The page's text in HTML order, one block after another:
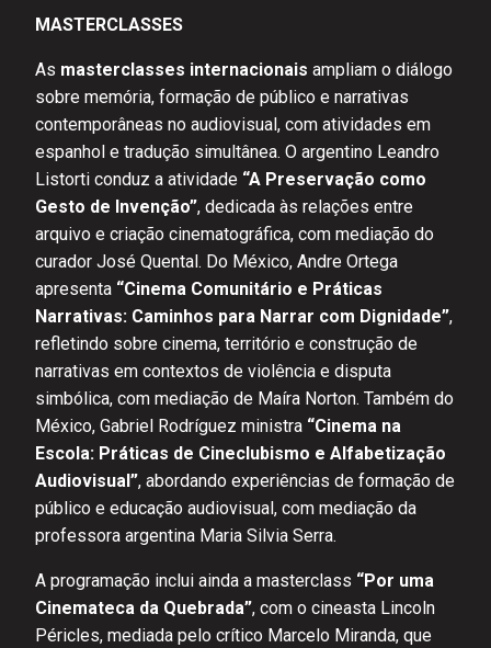
MASTERCLASSES
As masterclasses internacionais ampliam o diálogo
sobre memória, formação de público e narrativas
contemporâneas no audiovisual, com atividades em
espanhol e tradução simultânea. O argentino Leandro
Listorti conduz a atividade “A Preservação como
Gesto de Invenção”, dedicada às relações entre
arquivo e criação cinematográfica, com mediação do
curador José Quental. Do México, Andre Ortega
apresenta “Cinema Comunitário e Práticas
Narrativas: Caminhos para Narrar com Dignidade”,
refletindo sobre cinema, território e construção de
narrativas em contextos de violência e disputa
simbólica, com mediação de Maíra Norton. Também do
México, Gabriel Rodríguez ministra “Cinema na
Escola: Práticas de Cineclubismo e Alfabetização
Audiovisual”, abordando experiências de formação de
público e educação audiovisual, com mediação da
professora argentina Maria Silvia Serra.
A programação inclui ainda a masterclass “Por uma
Cinemateca da Quebrada”, com o cineasta Lincoln
Péricles, mediada pelo crítico Marcelo Miranda, que